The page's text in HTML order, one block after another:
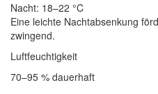
Nacht: 18–22 °C
Eine leichte Nachtabsenkung
zwingend.
Luftfeuchtigkeit
70–95 % dauerhaft